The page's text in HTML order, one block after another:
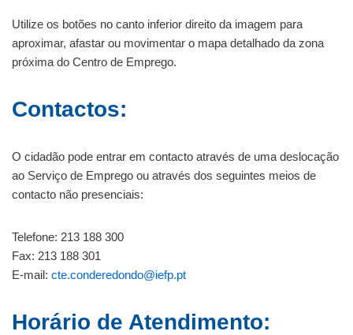
Utilize os botões no canto inferior direito da imagem para
aproximar, afastar ou movimentar o mapa detalhado da zona
próxima do Centro de Emprego.
Contactos:
O cidadão pode entrar em contacto através de uma deslocação
ao Serviço de Emprego ou através dos seguintes meios de
contacto não presenciais:
Telefone: 213 188 300
Fax: 213 188 301
E-mail: cte.conderedondo@iefp.pt
Horário de Atendimento: